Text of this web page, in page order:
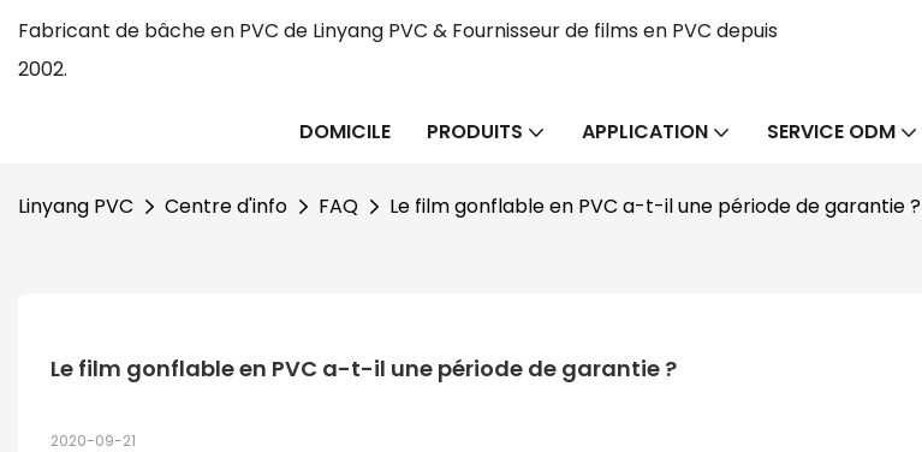
Fabricant de bâche en PVC de Linyang PVC & Fournisseur de films en PVC depuis
2002.
DOMICILE PRODUITS APPLICATION SERVICE ODM
Linyang PVC Centre d'info FAQ Le film gonflable en PVC a-t-il une période de garantie ?
Le film gonflable en PVC a-t-il une période de garantie ?
2020-09-21